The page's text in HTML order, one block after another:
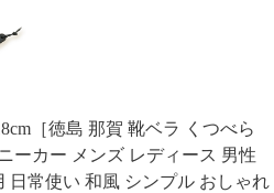
［徳島 那賀 靴ベラ くつべら
ーカー メンズ レディース 男性
日常使い 和風 シンプル おしゃれ